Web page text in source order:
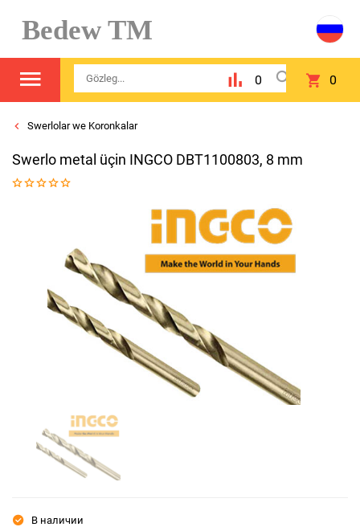
Bedew TM
0 0
Swerlolar we Koronkalar
Swerlo metal üçin INGCO DBT1100803, 8 mm
В наличии